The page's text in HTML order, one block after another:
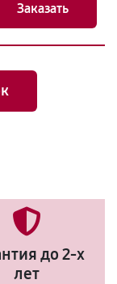
Заказать
до 2-х
лет